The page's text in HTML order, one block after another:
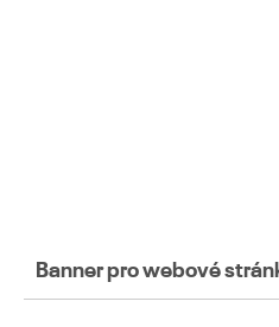
Banner pro webové